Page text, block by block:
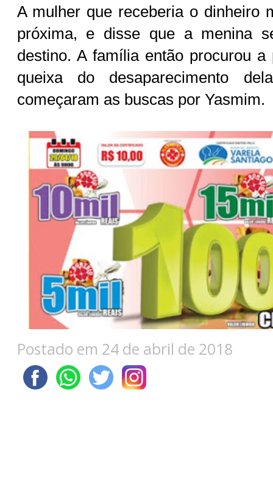
A mulher que receberia o dinheiro
próxima, e disse que a menina
destino. A família então procurou
queixa do desaparecimento
começaram as buscas por Yasmim.
Postado em 24 de abril de 2018